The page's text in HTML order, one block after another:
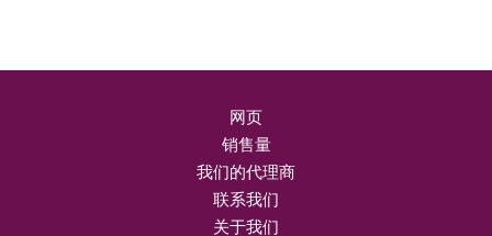
网页
销售量
我们的代理商
联系我们
关于我们